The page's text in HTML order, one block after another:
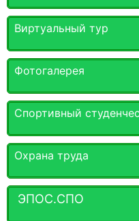
Виртуальный тур
Фотогалерея
Спортивный
Охрана труда
ЭПОС.СПО